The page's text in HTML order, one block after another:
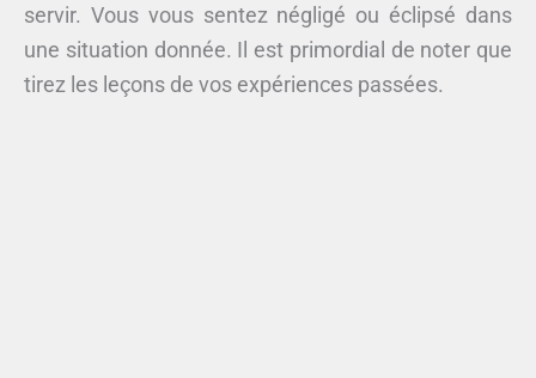
servir. Vous vous sentez négligé ou éclipsé dans
une situation donnée. Il est primordial de noter que
tirez les leçons de vos expériences passées.